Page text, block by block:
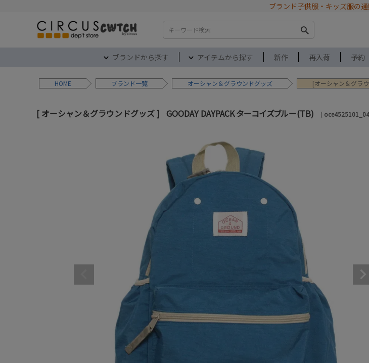
ブランド子供服・キッズ服の
検索
ブランドから探す アイテムから探す 新作 再入荷 予約
HOME ブランド オーシャン＆グラウンドグッズ [オーシャン＆グラ
オーシャン＆グラウンドグッズ GOODAY DAYPACK ターコイズブルー(TB)